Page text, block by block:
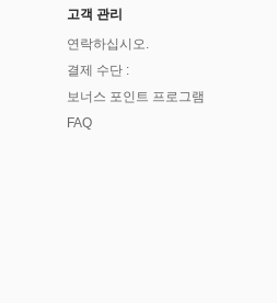
고객 관리
연락하십시오.
결제 수단 :
보너스 포인트 프로그램
FAQ